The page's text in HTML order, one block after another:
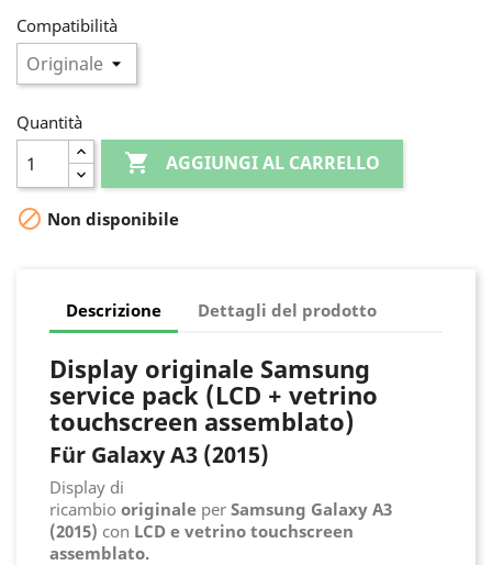
Compatibilità
Quantità
 AGGIUNGI AL CARRELLO
 Non disponibile
Descrizione Dettagli del prodotto
Display originale Samsung
service pack (LCD + vetrino
touchscreen assemblato)
Für Galaxy A3 (2015)
Display di
ricambio originale per Samsung Galaxy A3
(2015) con LCD e vetrino touchscreen
assemblato.